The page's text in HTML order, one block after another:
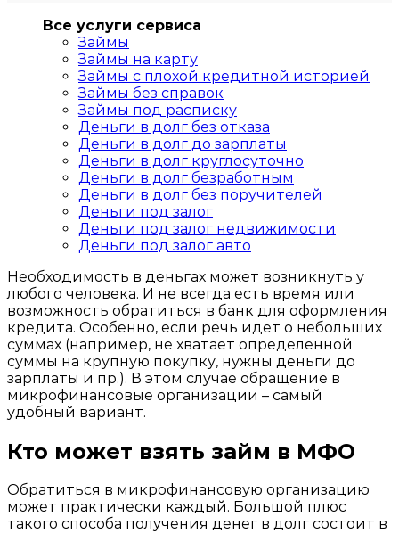
Все услуги сервиса
Займы
Займы на карту
Займы с плохой кредитной историей
Займы без справок
Займы под расписку
Деньги в долг без отказа
Деньги в долг до зарплаты
Деньги в долг круглосуточно
Деньги в долг безработным
Деньги в долг без поручителей
Деньги под залог
Деньги под залог недвижимости
Деньги под залог авто
Необходимость в деньгах может возникнуть у
любого человека. И не всегда есть время или
возможность обратиться в банк для оформления
кредита. Особенно, если речь идет о небольших
суммах (например, не хватает определенной
суммы на крупную покупку, нужны деньги до
зарплаты и пр.). В этом случае обращение в
микрофинансовые организации – самый
удобный вариант.
Кто может взять займ в МФО
Обратиться в микрофинансовую организацию
может практически каждый. Большой плюс
такого способа получения денег в долг состоит в